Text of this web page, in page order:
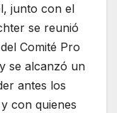
junto con el
se reunió
Comité Pro
se alcanzó un
antes los
con quienes